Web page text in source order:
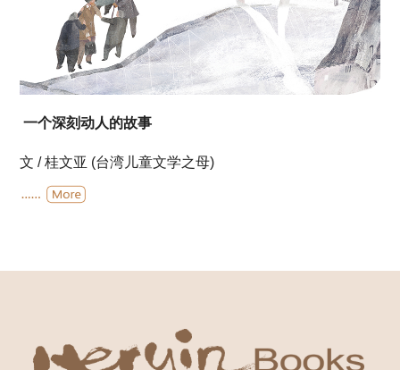
一个深刻动人的故事
文 / 桂文亚 (台湾儿童文学之母)
1949年3月，雪英以第一名成绩考上台湾护理培训队，离
念的家人，如白云蓝天的一只遨游快意的风筝，突如其来
十年生死两茫茫，家书欲寄何处寄？又何止十年？是四十